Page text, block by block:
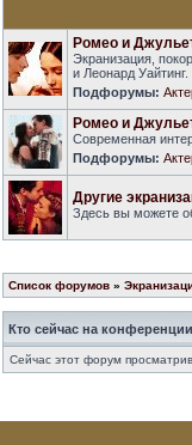
Ромео и
Экранизация,
и Леонард Уайтинг.
Подфорумы:
Ромео и
Современная
Подфорумы:
Другие
Здесь вы можете
Список форумов »
Кто сейчас на конференции
Сейчас этот форум